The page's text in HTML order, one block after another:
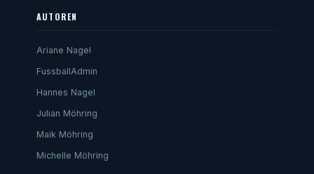
AUTOREN
Ariane Nagel
FussballAdmin
Hannes Nagel
Julian Möhring
Maik Möhring
Michelle Möhring